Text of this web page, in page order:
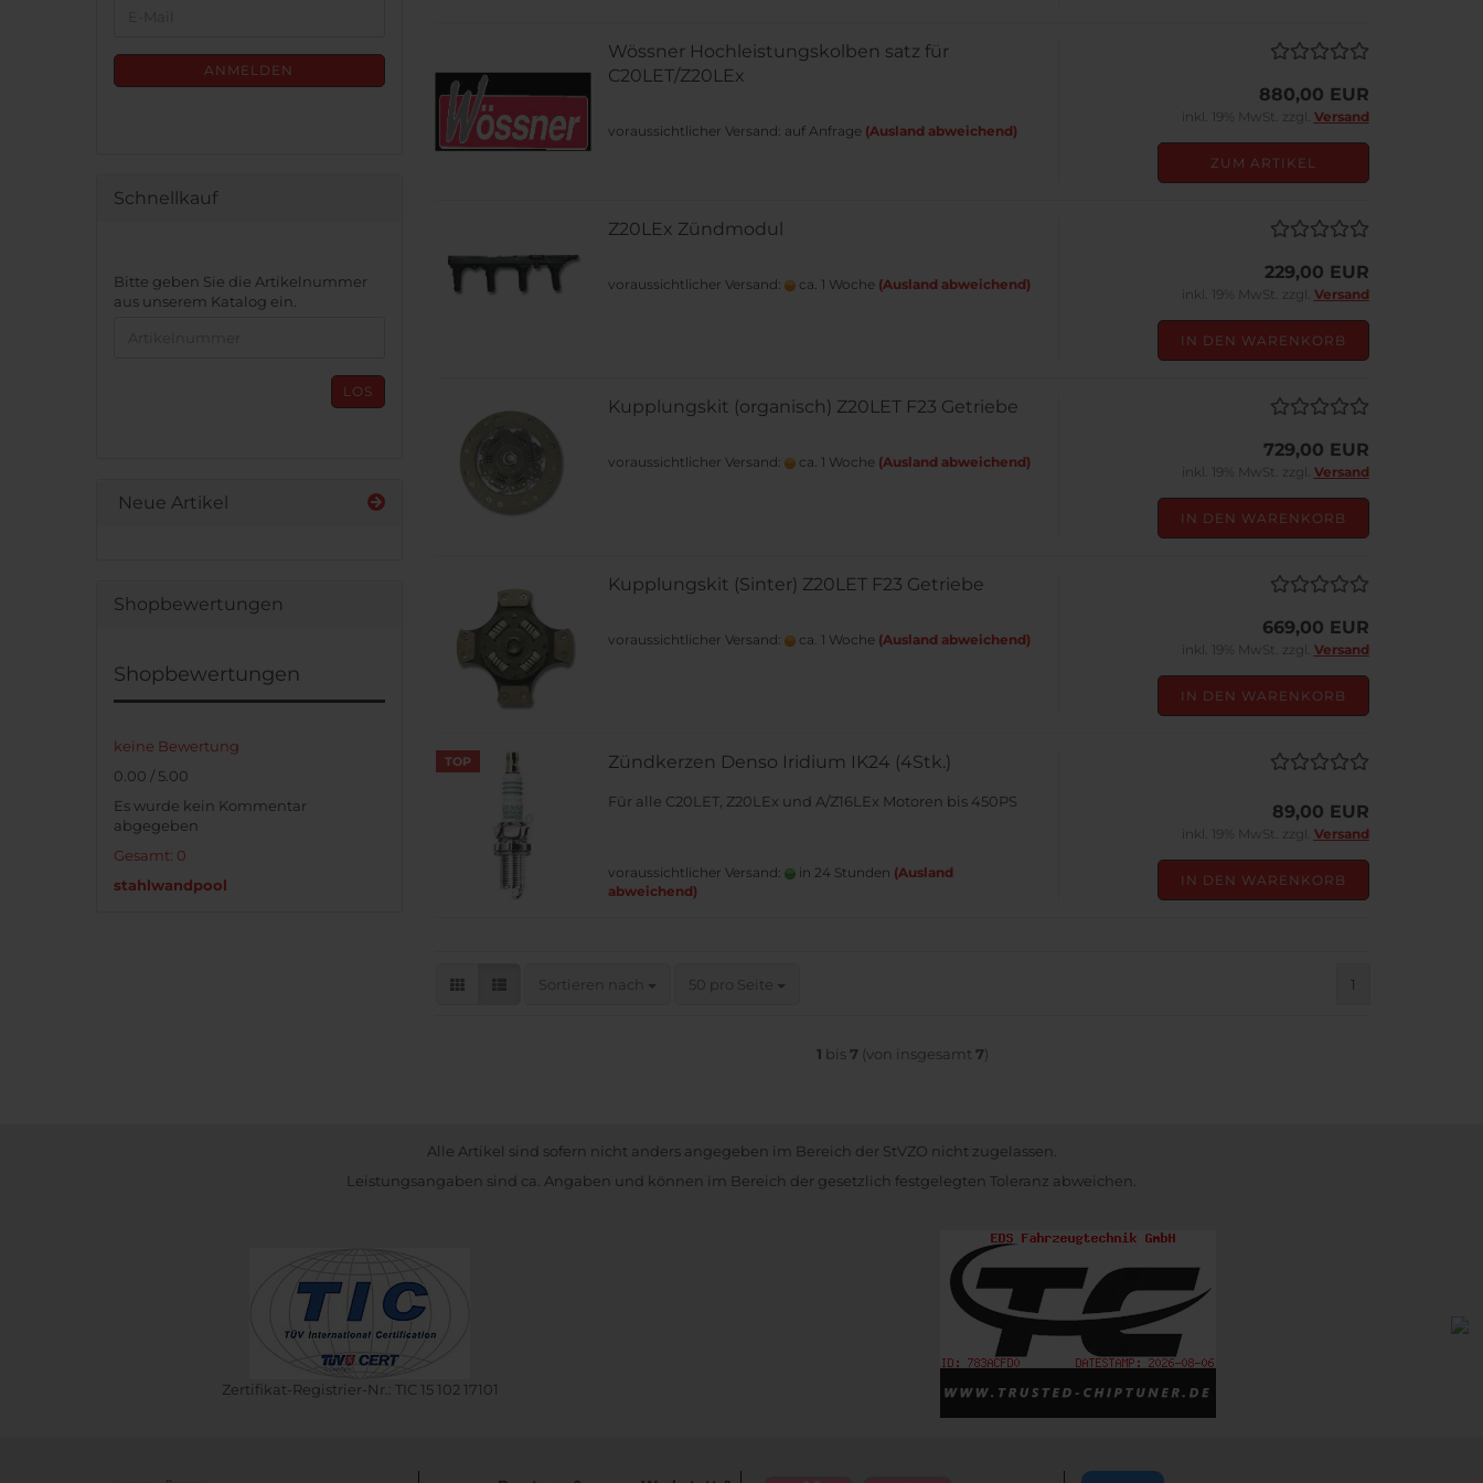
Wössner Hochleistungskolben satz für
C20LET/Z20LEx
voraussichtlicher Versand: auf Anfrage (Ausland abweichend)
880,00 EUR
inkl. 19% MwSt. zzgl. Versand
ZUM ARTIKEL
Z20LEx Zündmodul
voraussichtlicher Versand: ca. 1 Woche (Ausland abweichend)
229,00 EUR
inkl. 19% MwSt. zzgl. Versand
IN DEN WARENKORB
Kupplungskit (organisch) Z20LET F23 Getriebe
voraussichtlicher Versand: ca. 1 Woche (Ausland abweichend)
729,00 EUR
inkl. 19% MwSt. zzgl. Versand
IN DEN WARENKORB
Kupplungskit (Sinter) Z20LET F23 Getriebe
voraussichtlicher Versand: ca. 1 Woche (Ausland abweichend)
669,00 EUR
inkl. 19% MwSt. zzgl. Versand
IN DEN WARENKORB
TOP Zündkerzen Denso Iridium IK24 (4Stk.)
Für alle C20LET, Z20LEx und A/Z16LEx Motoren bis 450PS
voraussichtlicher Versand: in 24 Stunden (Ausland
abweichend)
89,00 EUR
inkl. 19% MwSt. zzgl. Versand
IN DEN WARENKORB
Sortieren nach
Sortieren nach 50 pro Seite
pro Seite 1
1 bis 7 (von insgesamt 7)
ANMELDUNGANMELDEN
Schnellkauf
BITTE
GEBEN
Bitte geben Sie die Artikelnummer
aus unserem Katalog ein.
LOS
Neue Artikel
Shopbewertungen
Shopbewertungen
keine Bewertung
0.00 / 5.00
Es wurde kein Kommentar
abgegeben
Gesamt: 0
stahlwandpool
Alle Artikel sind sofern nicht anders angegeben im Bereich der StVZO nicht zugelassen.
Leistungsangaben sind ca. Angaben und können im Bereich der gesetzlich festgelegten Toleranz abweichen.
Zertifikat-Registrier-Nr.: TIC 15 102 17101